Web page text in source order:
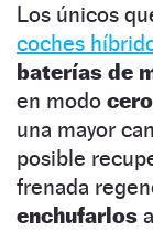
Los únicos
coches
baterías de
en modo
una mayor
posible
frenada
enchufarlos